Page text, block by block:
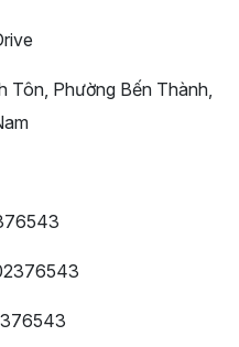
Tôn, Phường Bến Thành,